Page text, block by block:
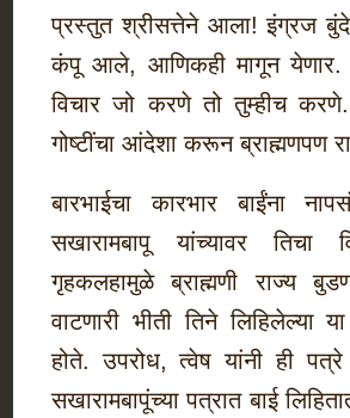
प्रस्तुत श्रीसत्तेने आला! इंग्रज
कंपू आले, आणिकही मागून येणार.
विचार जो करणे तो तुम्हीच करणे..
गोष्टींचा आंदेशा करून ब्राह्मणपण
बारभाईचा कारभार बाईंना
सखारामबापू यांच्यावर तिचा
गृहकलहामुळे ब्राह्मणी राज्य
वाटणारी भीती तिने लिहिलेल्या
होते. उपरोध, त्वेष यांनी ही
सखारामबापूंच्या पत्रात बाई